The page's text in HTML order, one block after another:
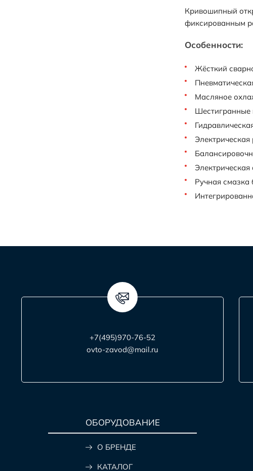
Кривошипный
фиксированным
Особенности:
Жёсткий
Масляное
Ручная смазка
+7(495)970-76-52
ovto-zavod@mail.ru
ОБОРУДОВАНИЕ
О БРЕНДЕ
КАТАЛОГ